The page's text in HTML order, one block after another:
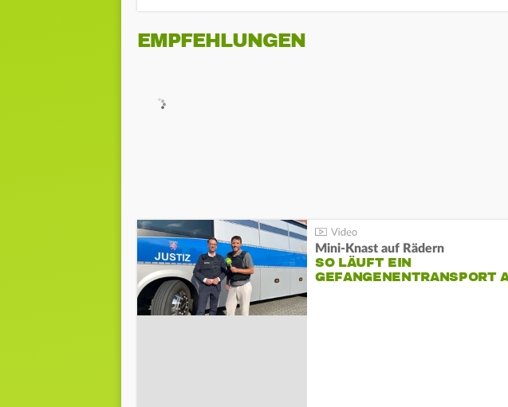
EMPFEHLUNGEN
Mini-Knast auf Rädern
SO LÄUFT EIN
GEFANGENENTRANSPORT